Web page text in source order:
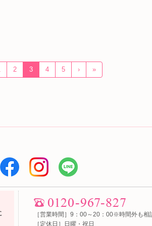
2 3 4 5 › »
［営業時間］9：00～20：00※時間外も相
［定休日］日曜・祝日